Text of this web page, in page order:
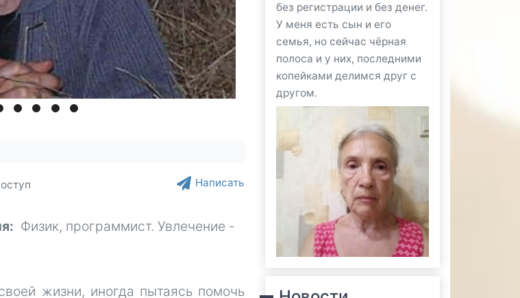
Написать
Физик, программист. Увлечение -
жизни, иногда пытаясь помочь
без регистрации и без денег.
У меня есть сын и его
семья, но сейчас чёрная
полоса и у них, последними
копейками делимся друг с
другом.